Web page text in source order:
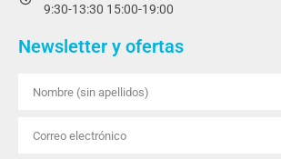
9:30-13:30 15:00-19:00
Newsletter y ofertas